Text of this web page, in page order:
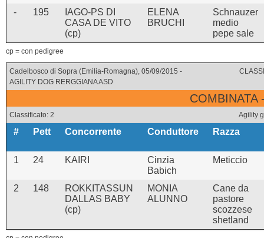
-
195
IAGO-PS DI
CASA DE VITO
(cp)
ELENA
BRUCHI
Schnauzer
medio
pepe sale
cp = con pedigree
Cadelbosco di Sopra (Emilia-Romagna), 05/09/2015 -
AGILITY DOG RERGGIANA ASD
COMBINATA
Classificato: 2 Agility
# Pett Concorrente Conduttore Razza
1 24 KAIRI
Cinzia
Babich
Meticcio
2 148
ROKKITASSUN
DALLAS BABY
(cp)
MONIA
ALUNNO
Cane da
pastore
scozzese
shetland